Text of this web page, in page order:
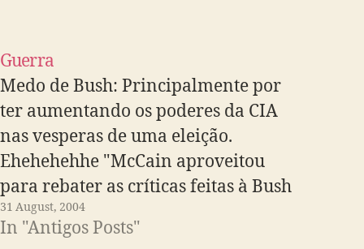
Guerra
Medo de Bush: Principalmente por
ter aumentando os poderes da CIA
nas vesperas de uma eleição.
Ehehehehhe "McCain aproveitou
para rebater as críticas feitas à Bush
no filme Fahrenheit 9/11, cheap
chamando seu diretor, Michael
31 August, 2004
In "Antigos Posts"